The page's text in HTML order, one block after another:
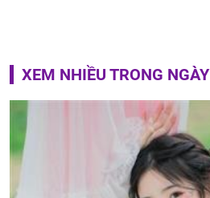
XEM NHIỀU TRONG NGÀY